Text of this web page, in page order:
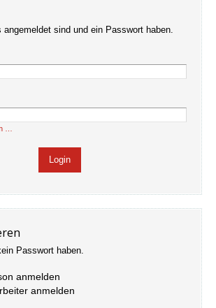
angemeldet sind und ein Passwort haben.
…
Passwort haben.
anmelden
anmelden